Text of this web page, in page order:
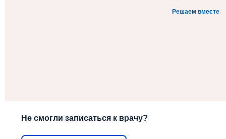
Решаем вместе
Не смогли записаться к врачу?